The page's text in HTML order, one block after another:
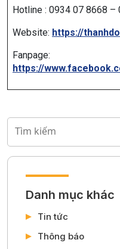
Hotline : 0934 07 8668 –
Website: https://
Fanpage:
https://
Danh mục khác
Tin tức
Thông báo